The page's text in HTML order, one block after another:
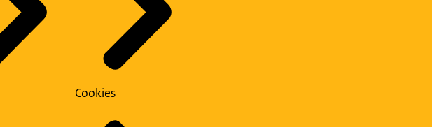
Cookies